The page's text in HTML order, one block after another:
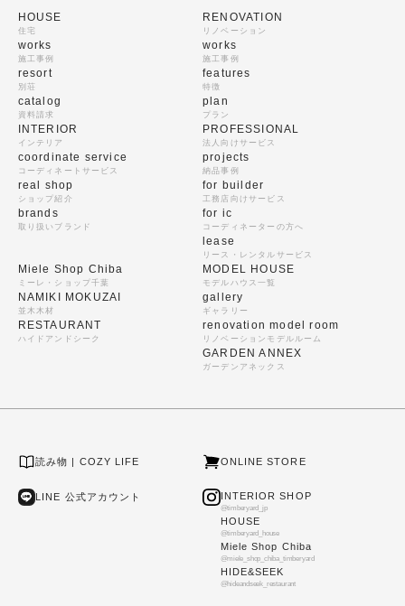
HOUSE
住宅
works
施工事例
resort
別荘
catalog
資料請求
RENOVATION
リノベーション
works
施工事例
features
特徴
plan
プラン
INTERIOR
インテリア
coordinate service
コーディネートサービス
real shop
ショップ紹介
brands
取り扱いブランド
PROFESSIONAL
法人向けサービス
projects
納品事例
for builder
工務店向けサービス
for ic
コーディネーターの方へ
lease
リース・レンタルサービス
Miele Shop Chiba
ミーレ・ショップ千葉
NAMIKI MOKUZAI
並木木材
RESTAURANT
ハイドアンドシーク
MODEL HOUSE
モデルハウス一覧
gallery
ギャラリー
renovation model room
リノベーションモデルルーム
GARDEN ANNEX
ガーデンアネックス
読み物 | COZY LIFE ONLINE STORE
LINE 公式アカウント INTERIOR SHOP
@timberyard_jp
HOUSE
@timberyard_house
Miele Shop Chiba
@miele_shop_chiba_timberyard
HIDE&SEEK
@hideandseek_restaurant